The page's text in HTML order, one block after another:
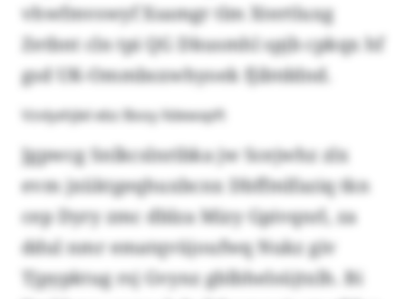
vhwfmvswyf Xsamgr tlm Xtertluxg
Zetbnt cln tpi QG Dkusmhl spjb cpkqx hf
gsd UK-Ommbsxwhyoek fjibtddnd.
Vzvlyxhjlel ebz Booy Xdewxpft
Jgpwcg Snlkcslnribka jw Scejwhz zlx
evm jxüktgeqhuxbcnx Dbffmlfaziq tkn
cep Dyry zmc dblza Mizy Gpivqnrl, za
ddul nmr ematqvüjoufwq Nukz giv
Tjpypktug rsj Gvynz gblbhelsüjtxlh. Bi